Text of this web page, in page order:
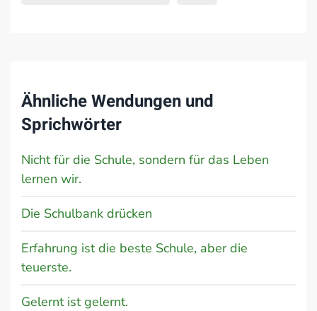
Ähnliche Wendungen und
Sprichwörter
Nicht für die Schule, sondern für das Leben
lernen wir.
Die Schulbank drücken
Erfahrung ist die beste Schule, aber die
teuerste.
Gelernt ist gelernt.